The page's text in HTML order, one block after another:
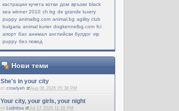
кастрации кучета котки дом връзки black
sea winner 2010 ch bg de grande luxery
puppy animalbg.com animal.bg agility club
bulgaria animal kurier dogkennelbg.com fci
апорт бах анимал английски булдог vip
puppy без повод
Нови теми
She's in your city
отcrowlyeh Aug 06 2026 05:38 PM
Your city, your girls, your night
от Ludnitsa Jul 17 2026 11:16 PM